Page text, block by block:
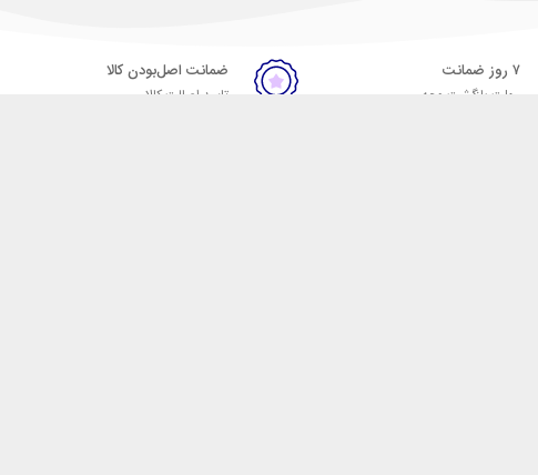
۷ روز ضمانت
مهلت بازگشت وجه
ضمانت اصل‌بودن کالا
تایید اصالت کالا